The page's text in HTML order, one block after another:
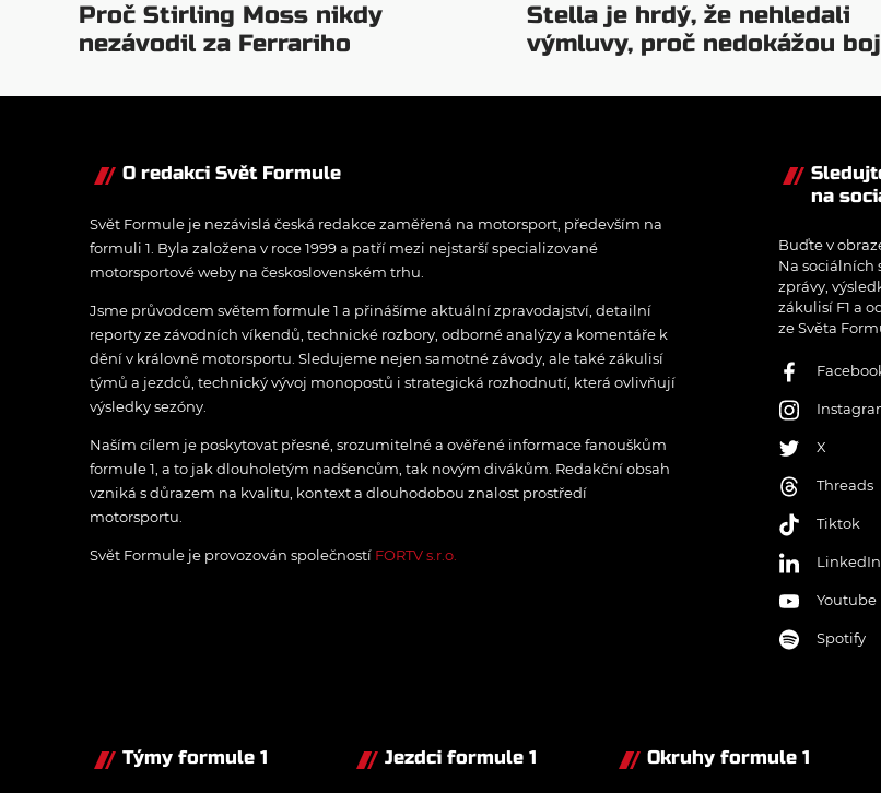
Proč Stirling Moss nikdy
nezávodil za Ferrariho
Stella je hrdý, že nehledali
výmluvy, proč nedokážou
O redakci Svět Formule
Svět Formule je nezávislá česká redakce zaměřená na motorsport, především na
formuli 1. Byla založena v roce 1999 a patří mezi nejstarší specializované
motorsportové weby na československém trhu.
Jsme průvodcem světem formule 1 a přinášíme aktuální zpravodajství, detailní
reporty ze závodních víkendů, technické rozbory, odborné analýzy a komentáře k
dění v královně motorsportu. Sledujeme nejen samotné závody, ale také zákulisí
týmů a jezdců, technický vývoj monopostů i strategická rozhodnutí, která ovlivňují
výsledky sezóny.
Naším cílem je poskytovat přesné, srozumitelné a ověřené informace fanouškům
formule 1, a to jak dlouholetým nadšencům, tak novým divákům. Redakční obsah
vzniká s důrazem na kvalitu, kontext a dlouhodobou znalost prostředí
motorsportu.
Svět Formule je provozován společností FORTV s.r.o.
na
Buďte v
Na
zprávy,
zákulisí F1 a
ze Světa
X
Threads
Tiktok
LinkedIn
Youtube
Spotify
Týmy formule 1 Jezdci formule 1 Okruhy formule 1